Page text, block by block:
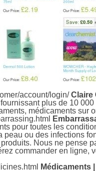
account/login/Claire
plus de 10
médicaments sur
pour toutes les
ou des infections
Nous ne pense
commander en
Médicaments